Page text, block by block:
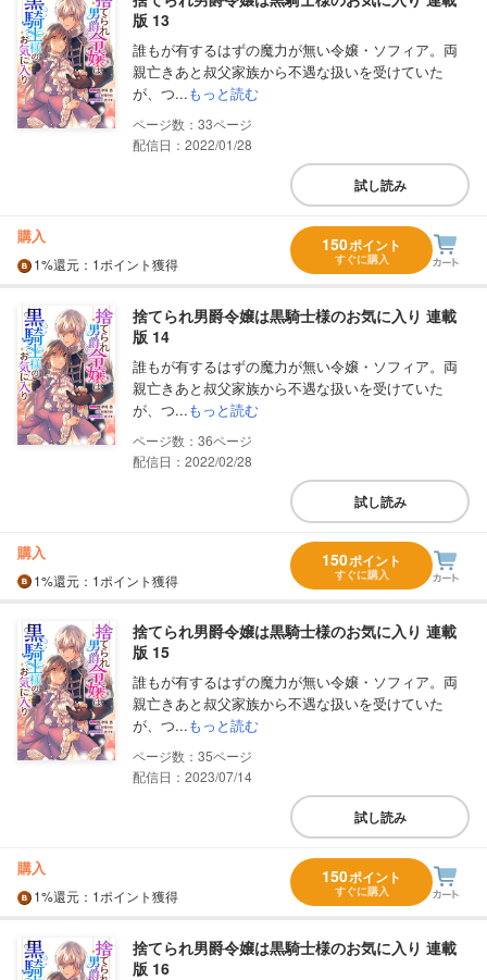
版 13
誰もが有するはずの魔力が無い令嬢・ソフィア。両
親亡きあと叔父家族から不遇な扱いを受けていた
が、つ...もっと読む
33
配信日：2022/01/28
試し読み
購入
1%還元 ：1ポイント獲得
150ポイント
すぐに購入
捨てられ男爵令嬢は黒騎士様のお気に入り 連載
版 14
誰もが有するはずの魔力が無い令嬢・ソフィア。両
親亡きあと叔父家族から不遇な扱いを受けていた
が、つ...もっと読む
36
配信日：2022/02/28
試し読み
購入
1%還元 ：1ポイント獲得
150ポイント
すぐに購入
捨てられ男爵令嬢は黒騎士様のお気に入り 連載
版 15
誰もが有するはずの魔力が無い令嬢・ソフィア。両
親亡きあと叔父家族から不遇な扱いを受けていた
が、つ...もっと読む
35
配信日：2023/07/14
試し読み
購入
1%還元 ：1ポイント獲得
150ポイント
すぐに購入
捨てられ男爵令嬢は黒騎士様のお気に入り 連載
版 16